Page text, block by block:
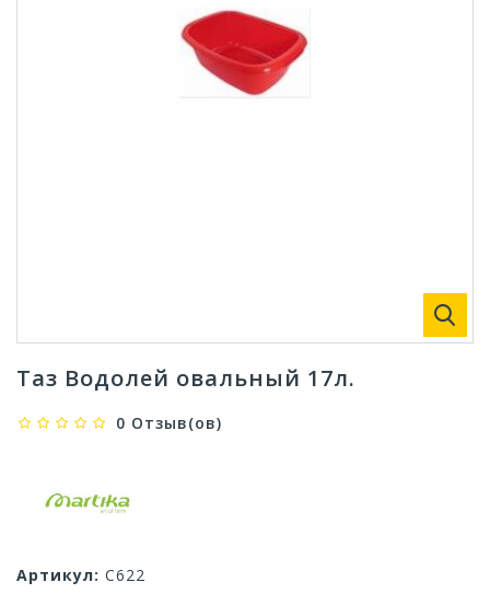
Таз Водолей овальный 17л.
0 Отзыв(ов)
Артикул: С622